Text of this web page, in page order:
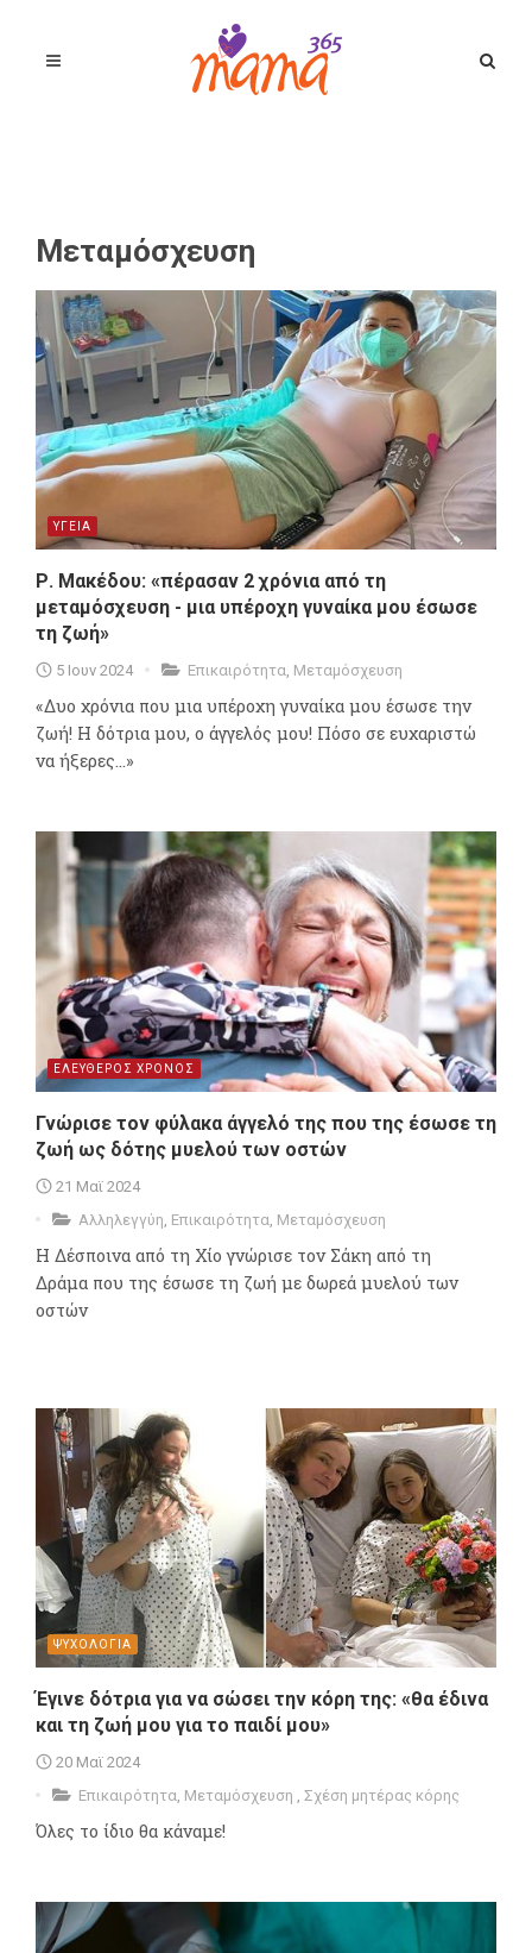
Μεταμόσχευση
ΥΓΕΙΑ
Ρ. Μακέδου: «πέρασαν 2 χρόνια από τη
μεταμόσχευση - μια υπέροχη γυναίκα μου έσωσε
τη ζωή»
5 Ιουν 2024 Επικαιρότητα, Μεταμόσχευση
«Δυο χρόνια που μια υπέροχη γυναίκα μου έσωσε την
ζωή! Η δότρια μου, ο άγγελός μου! Πόσο σε ευχαριστώ
να ήξερες...»
ΕΛΕΥΘΕΡΟΣ ΧΡΟΝΟΣ
Γνώρισε τον φύλακα άγγελό της που της έσωσε τη
ζωή ως δότης μυελού των οστών
21 Μαϊ 2024
Αλληλεγγύη Επικαιρότητα Μεταμόσχευση
Η Δέσποινα από τη Χίο γνώρισε τον Σάκη από τη
Δράμα που της έσωσε τη ζωή με δωρεά μυελού των
οστών
ΨΥΧΟΛΟΓΙΑ
Έγινε δότρια για να σώσει την κόρη της: «θα έδινα
και τη ζωή μου για το παιδί μου»
20 Μαϊ 2024
Επικαιρότητα Μεταμόσχευση Σχέση μητέρας κόρης
Όλες το ίδιο θα κάναμε!